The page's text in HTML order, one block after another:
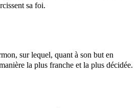
sa foi.
sur lequel, quant à son but en
la plus franche et la plus décidée.